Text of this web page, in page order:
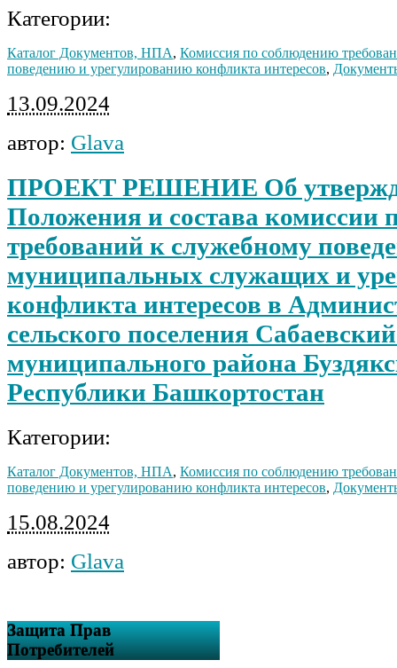
Категории:
Каталог Документов, НПА, Комиссия по соблюдению
поведению и урегулированию конфликта интересов,
13.09.2024
автор: Glava
ПРОЕКТ РЕШЕНИЕ Об
Положения и состава комиссии
требований к служебному
муниципальных служащих и
конфликта интересов в
сельского поселения
муниципального района
Республики Башкортостан
Категории:
Каталог Документов, НПА, Комиссия по соблюдению
поведению и урегулированию конфликта интересов,
15.08.2024
автор: Glava
Защита Прав
Потребителей